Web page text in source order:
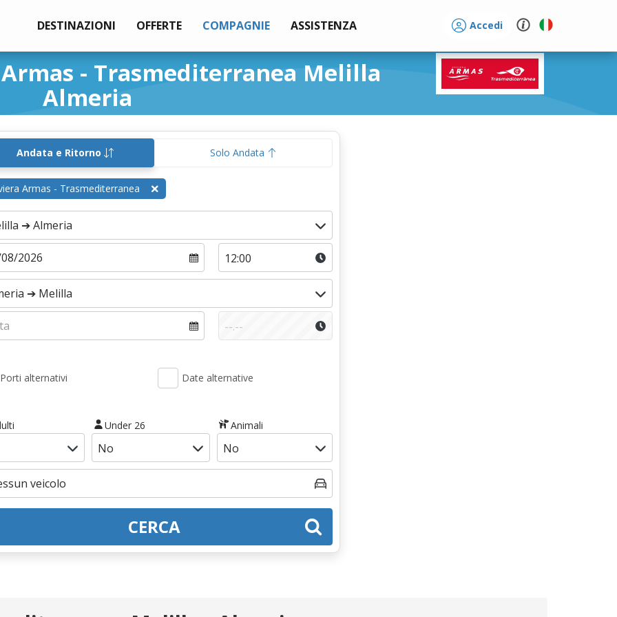
DESTINAZIONI OFFERTE COMPAGNIE ASSISTENZA Accedi
- Trasmediterranea Melilla
Almeria
Andata e Ritorno Solo Andata
Armas - Trasmediterranea
Porti alternativi Date alternative
Under 26 Animali
CERCA